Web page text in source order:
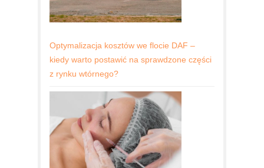
Optymalizacja kosztów we flocie DAF –
kiedy warto postawić na sprawdzone części
z rynku wtórnego?